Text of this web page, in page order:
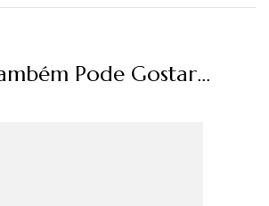
Pode Gostar...